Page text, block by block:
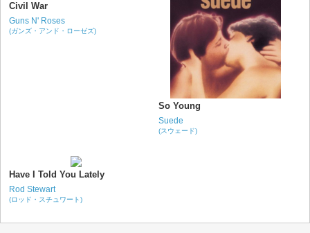
Civil War
Guns N' Roses
(ガンズ・アンド・ローゼズ)
So Young
Suede
(スウェード)
Have I Told You Lately
Rod Stewart
(ロッド・スチュワート)